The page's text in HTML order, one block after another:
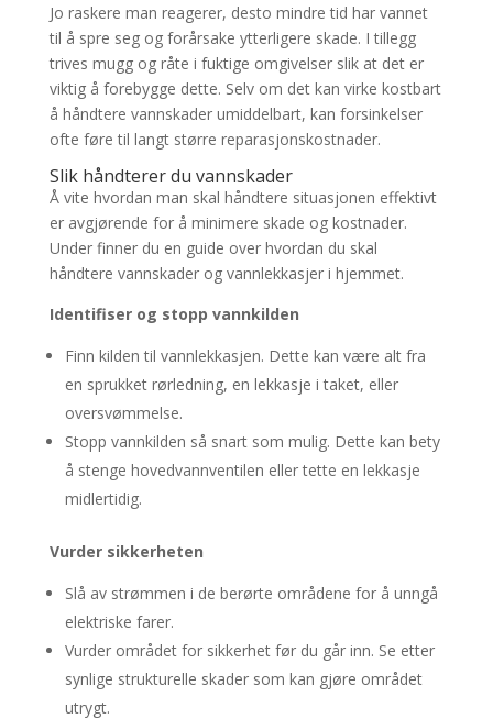
Jo raskere man reagerer, desto mindre tid har vannet
til å spre seg og forårsake ytterligere skade. I tillegg
trives mugg og råte i fuktige omgivelser slik at det er
viktig å forebygge dette. Selv om det kan virke kostbart
å håndtere vannskader umiddelbart, kan forsinkelser
ofte føre til langt større reparasjonskostnader.
Slik håndterer du vannskader
Å vite hvordan man skal håndtere situasjonen effektivt
er avgjørende for å minimere skade og kostnader.
Under finner du en guide over hvordan du skal
håndtere vannskader og vannlekkasjer i hjemmet.
Identifiser og stopp vannkilden
Finn kilden til vannlekkasjen. Dette kan være alt fra
en sprukket rørledning, en lekkasje i taket, eller
oversvømmelse.
Stopp vannkilden så snart som mulig. Dette kan bety
å stenge hovedvannventilen eller tette en lekkasje
midlertidig.
Vurder sikkerheten
Slå av strømmen i de berørte områdene for å unngå
elektriske farer.
Vurder området for sikkerhet før du går inn. Se etter
synlige strukturelle skader som kan gjøre området
utrygt.